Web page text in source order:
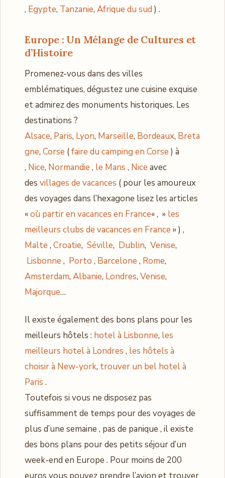
, Egypte, Tanzanie, Afrique du sud ) .
Europe : Un Mélange de Cultures et
d’Histoire
Promenez-vous dans des villes
emblématiques, dégustez une cuisine exquise
et admirez des monuments historiques. Les
destinations ?
Alsace, Paris, Lyon, Marseille, Bordeaux, Breta
gne, Corse (faire du camping en Corse ) à
, Nice, Normandie , le Mans , Nice avec
des villages de vacances ( pour les amoureux
des voyages dans l’hexagone lisez les articles
«où partir en vacances en France« , » les
meilleurs clubs de vacances en France » ) ,
Malte , Croatie, Séville, Dublin, Venise,
Lisbonne , Porto , Barcelone , Rome,
Amsterdam, Albanie, Londres, Venise,
Majorque…
Il existe également des bons plans pour les
meilleurs hôtels : hotel à Lisbonne, les
meilleurs hotel à Londres , les hôtels à
choisir à New-york, trouver un bel hotel à
Paris .
Toutefois si vous ne disposez pas
suffisamment de temps pour des voyages de
plus d’une semaine , pas de panique , il existe
des bons plans pour des petits séjour d’un
week-end en Europe . Pour moins de 200
euros vous pouvez prendre l’avion et trouver